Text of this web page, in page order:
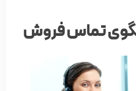
تماس فروش